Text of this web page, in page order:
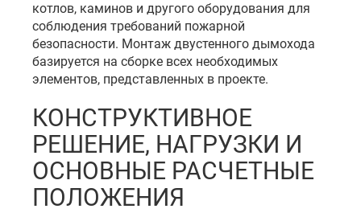
котлов, каминов и другого оборудования для
соблюдения требований пожарной
безопасности. Монтаж двустенного дымохода
базируется на сборке всех необходимых
элементов, представленных в проекте.
КОНСТРУКТИВНОЕ
РЕШЕНИЕ, НАГРУЗКИ И
ОСНОВНЫЕ РАСЧЕТНЫЕ
ПОЛОЖЕНИЯ